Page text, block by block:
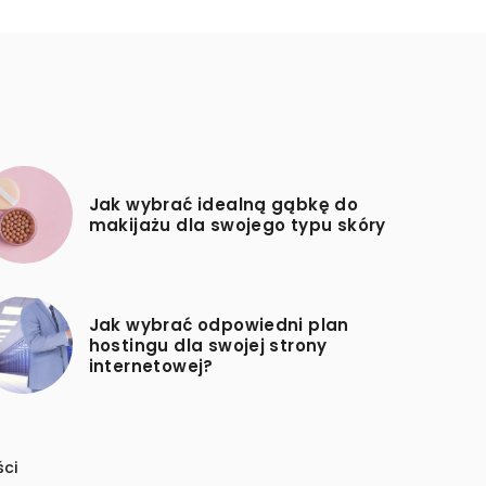
Jak wybrać idealną gąbkę do
makijażu dla swojego typu skóry
Jak wybrać odpowiedni plan
hostingu dla swojej strony
internetowej?